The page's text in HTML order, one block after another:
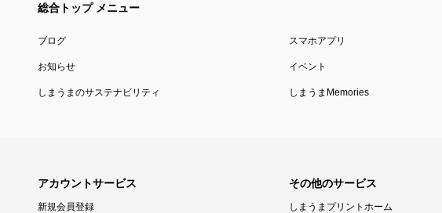
総合トップ メニュー
ブログ スマホアプリ
お知らせ イベント
しまうまのサステナビリティ しまうまMemories
アカウントサービス
新規会員登録
その他のサービス
しまうまプリントホーム